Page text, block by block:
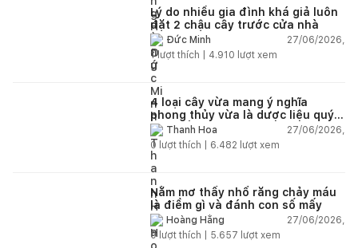
Lý do nhiều gia đình khá giả luôn
đặt 2 chậu cây trước cửa nhà
Đức Minh
27/06/2026,
1lượt thích | 4.910 lượt xem
4 loại cây vừa mang ý nghĩa
phong thủy vừa là dược liệu quý
nên trồng trong nhà
Thanh Hoa
27/06/2026,
0 lượt thích | 6.482 lượt xem
Nằm mơ thấy nhổ răng chảy máu
là điềm gì và đánh con số mấy
Hoàng Hằng
27/06/2026,
0lượt thích | 5.657 lượt xem